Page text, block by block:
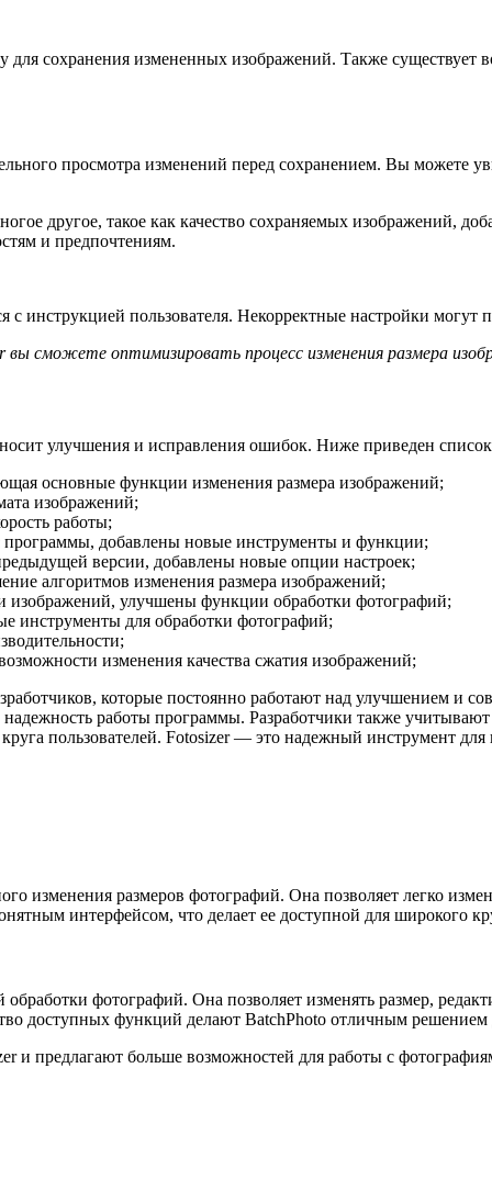
сохранения измененных изображений. Также существует
просмотра изменений перед сохранением. Вы можете
другое, такое как качество сохраняемых изображений,
и предпочтениям.
с инструкцией пользователя. Некорректные настройки
сможете оптимизировать процесс изменения размера
улучшения и исправления ошибок. Ниже приведен
основные функции изменения размера изображений;
изображений;
работы;
добавлены новые инструменты и функции;
версии, добавлены новые опции настроек;
алгоритмов изменения размера изображений;
изображений, улучшены функции обработки фотографий;
инструменты для обработки фотографий;
изменения качества сжатия изображений;
которые постоянно работают над улучшением и
надежность работы программы. Разработчики также
пользователей. Fotosizer — это надежный инструмент
изменения размеров фотографий. Она позволяет легко
интерфейсом, что делает ее доступной для широкого
фотографий. Она позволяет изменять размер,
доступных функций делают BatchPhoto отличным решением
и предлагают больше возможностей для работы с